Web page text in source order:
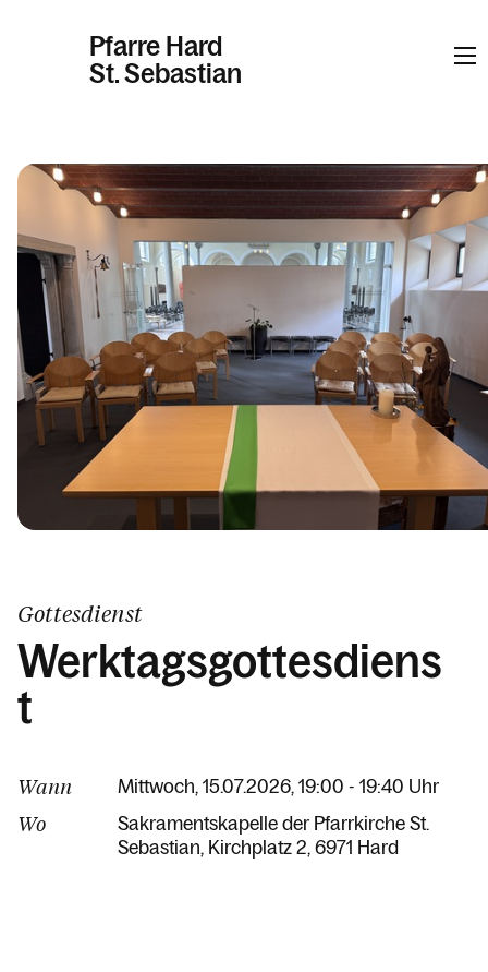
Pfarre Hard
St. Sebastian
Kalender
Personen
Kontakt
Gottesdienst
Werktagsgottesdiens
t
Wann Mittwoch, 15.07.2026, 19:00 - 19:40 Uhr
Wo
Sakramentskapelle der Pfarrkirche St.
Sebastian Kirchplatz 2 6971 Hard